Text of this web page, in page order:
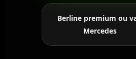
Berline premium ou
Mercedes